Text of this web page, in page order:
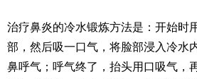
治疗鼻炎的冷水锻炼方法是：开始时
部，然后吸一口气，将脸部浸入冷水
鼻呼气；呼气终了，抬头用口吸气，